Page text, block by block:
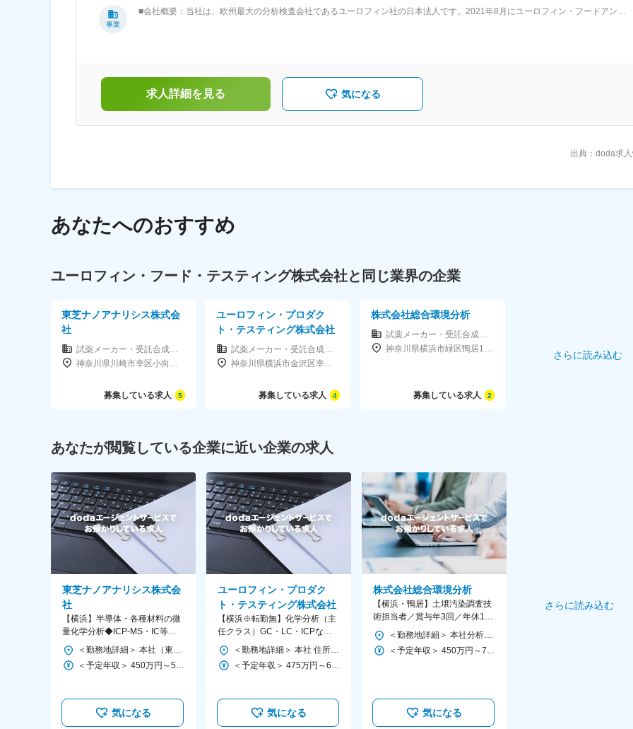
頼をいただいております。 【同社について】 世界最大の分析会社であるEurofinsの日本法人グループ企業となります。欧州では
圧倒的な知名度を誇っており、日本でもより業務拡大を進めている途中のため、成長途上の企業で働くことが可能です。
て上下する可能性があります。月給(月額)は固定手当を含めた表記です。
事業
■会社概要：当社は、欧州最大の分析検査会社であるユーロフィン社の日本法人です。2021年8月にユーロフィン・フードアンド
世界的分析会社です。■当社が求められる背景：多くのメーカー様が自社で品質管理を行われていますが、有害物質分析や輸出
先国の法令に準じた分析などは、ノウハウやスキルの観点から自社での分析が難しいことが多いです。そのような場合に、高い
専門性とノウハウを有する当社の分析サービスをご依頼いただいています。
求人詳細を見る 気になる
出典：doda求
あなたへのおすすめ
ユーロフィン・フード・テスティング株式会社と同じ業界の企業
東芝ナノアナリシス株式会
社
試薬メーカー・受託合成・受託分析
神奈川県川崎市幸区小向東芝町1
募集している求人 5
ユーロフィン・プロダク
ト・テスティング株式会社
試薬メーカー・受託合成・受託分析
神奈川県横浜市金沢区幸浦2-1-13eurofinsビル
募集している求人 4
株式会社総合環境分析
試薬メーカー・受託合成・受託分析
神奈川県横浜市緑区鴨居1-13-2
募集している求人 2
さらに読み込む
あなたが閲覧している企業に近い企業の求人
東芝ナノアナリシス株式会
社
【横浜】半導体・各種材料の微
量化学分析◆ICP-MS・IC等使用
◆残業10～20H／フルフレック
ス
＜勤務地詳細＞ 本社（東芝 横浜事業所内） 住所：神奈川県横浜市磯子区新杉田町8 勤務地最寄駅：各線線／新杉田駅 受動喫煙対策：敷地内全面禁煙 変更の範囲：会社の定める事業所
＜予定年収＞ 450万円～550万円 ＜賃金形態＞ 月給制 ＜賃金内訳＞ 月額（基本給）：272,500円～331,400円 ＜月給＞ 272,500円～331,400円 ＜昇給有無＞ 有 ＜残業手当＞ 有 ＜給与補足＞ ※経験・能力を考慮の上、当社規定により決定します。 ■賞与：年2回（６月・12月）※個人業績・会社業績により決定 ■昇給：年1回 ■モデル年収： 34歳 年収470万円（経験10年） 40歳 年収580万円（経験16年） 賃金はあくまでも目安の金額であり、選考を通じて上下する可能性があります。 月給(月額)は固定手当を含めた表記です。
気になる
ユーロフィン・プロダク
ト・テスティング株式会社
【横浜※転勤無】化学分析（主
任クラス）GC・LC・ICPなど
使用◇残業10～15h・年間休日
120日
＜勤務地詳細＞ 本社 住所：神奈川県横浜市金沢区幸浦2-1-13 eurofinsビル 勤務地最寄駅：金沢シーサイドライン線／並木中央駅・幸浦駅 受動喫煙対策：屋内全面禁煙 変更の範囲：会社の定める事業所
＜予定年収＞ 475万円～635万円 ＜賃金形態＞ 月給制 補足事項なし ＜賃金内訳＞ 月額（基本給）：300,000円～400,000円 ＜月給＞ 300,000円～400,000円 ＜昇給有無＞ 有 ＜残業手当＞ 有 ＜給与補足＞ ※予定年収は目安。選考を通じて上下する可能性あり ■賞与年1回■昇給年1回 ■残業手当：全額支給（1分単位） 賃金はあくまでも目安の金額であり、選考を通じて上下する可能性があります。 月給(月額)は固定手当を含めた表記です。
気になる
株式会社総合環境分析
【横浜・鴨居】土壌汚染調査技
術担当者／賞与年3回／年休124
日／3～5日間連続リフレッシュ
休暇
＜勤務地詳細＞ 本社分析センター 住所：神奈川県横浜市緑区鴨居1-13-2 勤務地最寄駅：JR横浜線／鴨居駅 受動喫煙対策：敷地内喫煙可能場所あり
＜予定年収＞ 450万円～700万円 ＜賃金形態＞ 月給制 ＜賃金内訳＞ 月額（基本給）：210,000円～295,500円 その他固定手当/月：69,100円～211,000円 ＜月給＞ 279,100円～506,500円 ＜昇給有無＞ 有 ＜残業手当＞ 有 ＜給与補足＞ ■賞与：年2～3回（12月、6月+業績に応じて決算賞与あり／過去最高実績30万円） ■昇給：年1回※業績・実績により ■資格手当：福利厚生欄参照 ■モデル年収： 年収 650万円（経験20年+土壌汚染調査技術管理者資格保有者） 賃金はあくまでも目安の金額であり、選考を通じて上下する可能性があります。 月給(月額)は固定手当を含めた表記です。
気になる
さらに読み込む